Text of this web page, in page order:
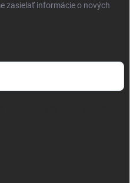
zasielať informácie o nových